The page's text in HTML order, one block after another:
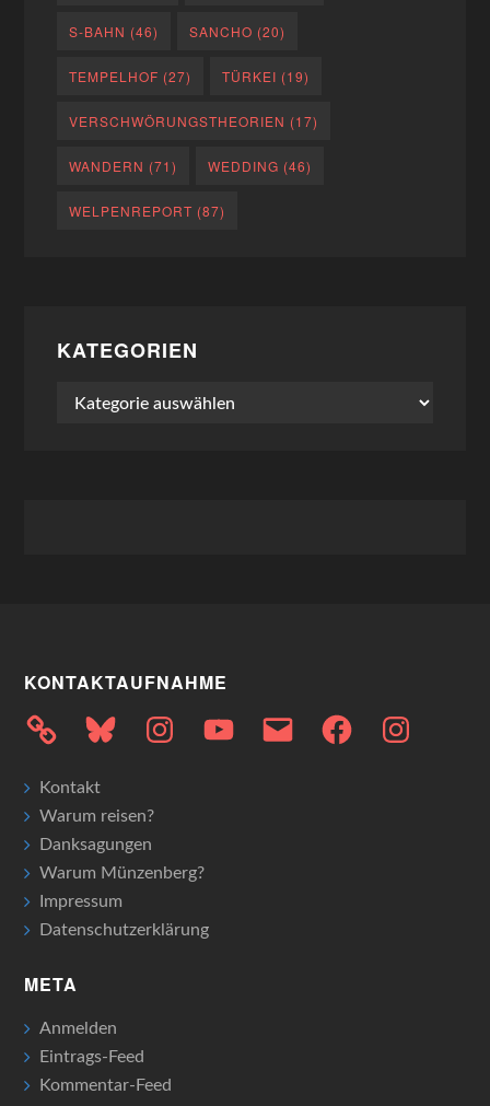
S-BAHN (46) SANCHO (20)
TEMPELHOF (27) TÜRKEI (19)
VERSCHWÖRUNGSTHEORIEN (17)
WANDERN (71) WEDDING (46)
WELPENREPORT (87)
KATEGORIEN
Kategorien
KONTAKTAUFNAHME
Bluesky InstagramYouTubeE-
Mail
FacebookInstagram
Kontakt
Warum reisen?
Danksagungen
Warum Münzenberg?
Impressum
Datenschutzerklärung
META
Anmelden
Eintrags-Feed
Kommentar-Feed